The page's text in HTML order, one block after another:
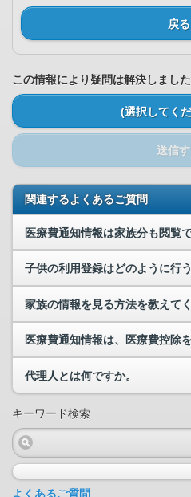
戻る
この情報により疑問は解決しまし
(選択してく
送信
関連するよくあるご質問
医療費通知情報は家族分も閲覧
子供の利用登録はどのように行
家族の情報を見る方法を教えてく
代理人とは何ですか。
キーワード検索
よくあるご質問